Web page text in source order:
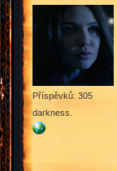
Příspěvků: 305
darkness.